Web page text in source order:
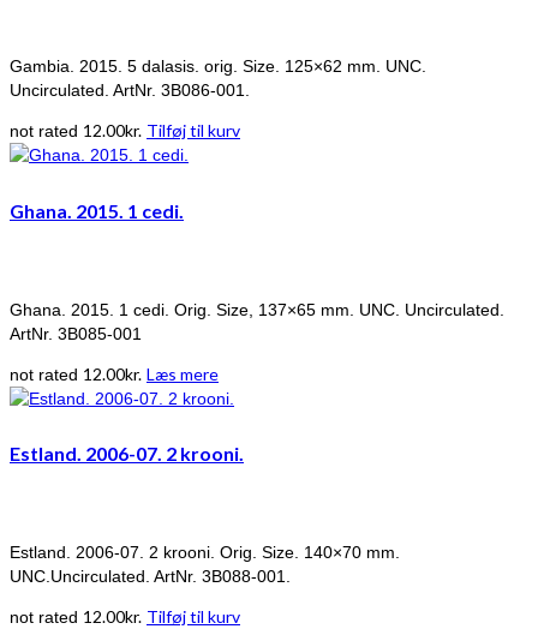
Gambia. 2015. 5 dalasis. orig. Size. 125×62 mm. UNC.
Uncirculated. ArtNr. 3B086-001.
not rated 12.00kr. Tilføj til kurv
Ghana. 2015. 1 cedi.
Ghana. 2015. 1 cedi. Orig. Size, 137×65 mm. UNC. Uncirculated.
ArtNr. 3B085-001
not rated 12.00kr. Læs mere
Estland. 2006-07. 2 krooni.
Estland. 2006-07. 2 krooni. Orig. Size. 140×70 mm.
UNC.Uncirculated. ArtNr. 3B088-001.
not rated 12.00kr. Tilføj til kurv